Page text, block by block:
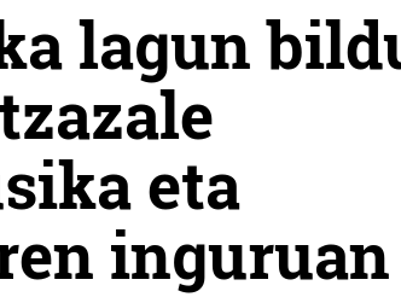
lagun
eta
inguruan